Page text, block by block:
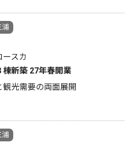
浦
ースカ
棟新築 27年春開業
観光需要の両面展開
浦